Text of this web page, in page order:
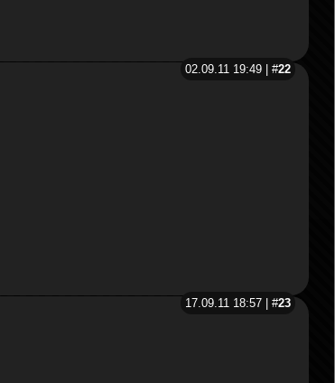
02.09.11 19:49 | #22
17.09.11 18:57 | #23